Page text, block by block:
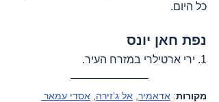
כל היום.
נפת חאן יונס
1. ירי ארטילרי במזרח העיר.
מקורות: אדאמיר אל ג’זירה
אסדי עמאר